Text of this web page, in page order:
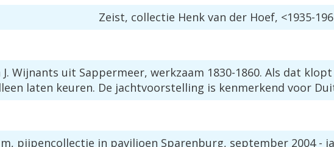
Zeist, collectie Henk van der Hoef, <1935-
J. Wijnants uit Sappermeer, werkzaam 1830-1860. Als dat klopt
laten keuren. De jachtvoorstelling is kenmerkend voor
, pijpencollectie in paviljoen Sparenburg, september 2004-